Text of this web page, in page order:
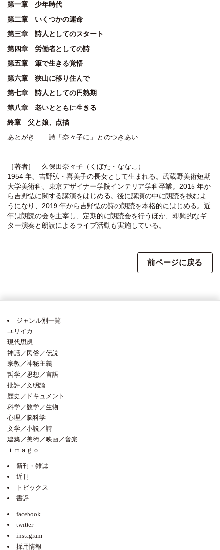
第一章 少年時代
第二章 いくつかの運命
第三章 詩人としてのスタート
第四章 労働者としての詩
第五章 筆で生きる覚悟
第六章 狭山に移り住んで
第七章 詩人としての円熟期
第八章 老いとともに生きる
終章 父と娘、点描
あとがき――詩「奈々子に」とのつきあい
［著者］ 久保田奈々子（くぼた・ななこ）
1954 年、吉野弘・喜美子の長女として生まれる。武蔵野美術短期
大学美術科、東京デザイナー学院インテリア学科卒業。2015 年か
ら吉野弘に関する講演をはじめる。後に講演の中に朗読を挟むよ
うになり、2019 年から吉野弘の詩の朗読を本格的にはじめる。近
年は朗読の会を主宰し、定期的に朗読会を行うほか、即興的なギ
ター演奏と朗読によるライブ活動も実施している。
前ページに戻る
ジャンル別一覧
ユリイカ
現代思想
神話／民俗／伝説
宗教／神秘主義
哲学／思想／言語
批評／文明論
歴史／ドキュメント
科学／数学／生物
心理／脳科学
文学／小説／詩
建築／美術／映画／音楽
ｉｍａｇｏ
新刊・雑誌
近刊
トピックス
書評
facebook
twitter
instagram
採用情報